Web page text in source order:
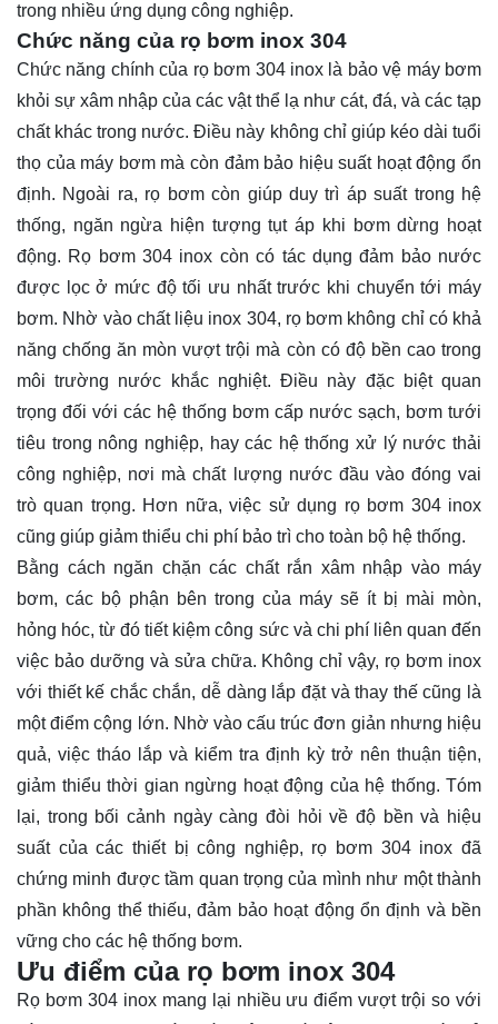
trong nhiều ứng dụng công nghiệp.
Chức năng của rọ bơm inox 304
Chức năng chính của rọ bơm 304 inox là bảo vệ máy bơm
khỏi sự xâm nhập của các vật thể lạ như cát, đá, và các tạp
chất khác trong nước. Điều này không chỉ giúp kéo dài tuổi
thọ của máy bơm mà còn đảm bảo hiệu suất hoạt động ổn
định. Ngoài ra, rọ bơm còn giúp duy trì áp suất trong hệ
thống, ngăn ngừa hiện tượng tụt áp khi bơm dừng hoạt
động. Rọ bơm 304 inox còn có tác dụng đảm bảo nước
được lọc ở mức độ tối ưu nhất trước khi chuyển tới máy
bơm. Nhờ vào chất liệu inox 304, rọ bơm không chỉ có khả
năng chống ăn mòn vượt trội mà còn có độ bền cao trong
môi trường nước khắc nghiệt. Điều này đặc biệt quan
trọng đối với các hệ thống bơm cấp nước sạch, bơm tưới
tiêu trong nông nghiệp, hay các hệ thống xử lý nước thải
công nghiệp, nơi mà chất lượng nước đầu vào đóng vai
trò quan trọng. Hơn nữa, việc sử dụng rọ bơm 304 inox
cũng giúp giảm thiểu chi phí bảo trì cho toàn bộ hệ thống.
Bằng cách ngăn chặn các chất rắn xâm nhập vào máy
bơm, các bộ phận bên trong của máy sẽ ít bị mài mòn,
hỏng hóc, từ đó tiết kiệm công sức và chi phí liên quan đến
việc bảo dưỡng và sửa chữa. Không chỉ vậy, rọ bơm inox
với thiết kế chắc chắn, dễ dàng lắp đặt và thay thế cũng là
một điểm cộng lớn. Nhờ vào cấu trúc đơn giản nhưng hiệu
quả, việc tháo lắp và kiểm tra định kỳ trở nên thuận tiện,
giảm thiểu thời gian ngừng hoạt động của hệ thống. Tóm
lại, trong bối cảnh ngày càng đòi hỏi về độ bền và hiệu
suất của các thiết bị công nghiệp, rọ bơm 304 inox đã
chứng minh được tầm quan trọng của mình như một thành
phần không thể thiếu, đảm bảo hoạt động ổn định và bền
vững cho các hệ thống bơm.
Ưu điểm của rọ bơm inox 304
Rọ bơm 304 inox mang lại nhiều ưu điểm vượt trội so với